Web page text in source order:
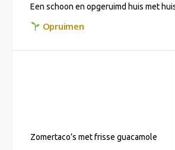
Een schoon en opgeruimd huis met
Opruimen
Zomertaco’s met frisse guacamole